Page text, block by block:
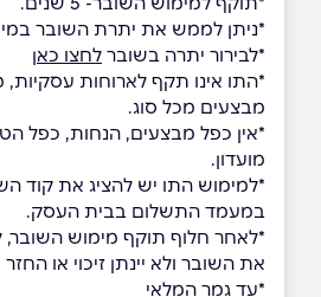
*ניתן לממש את יתרת השובר
*לבירור יתרה בשובר לחצו כאן
*התו אינו תקף לארוחות עסקיות,
מבצעים מכל סוג.
*אין כפל מבצעים, הנחות, כפל
מועדון.
*למימוש התו יש להציג את קוד
במעמד התשלום בבית העסק.
*לאחר חלוף תוקף מימוש השובר,
את השובר ולא יינתן זיכוי או החזר
*עד גמר המלאי